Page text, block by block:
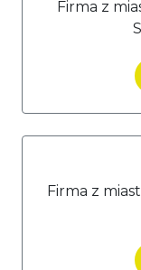
Firma z
Firma z